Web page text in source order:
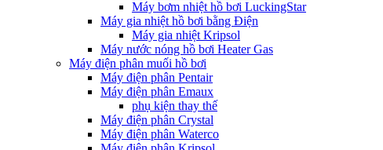
Máy bơm nhiệt hồ bơi LuckingStar
Máy gia nhiệt hồ bơi bằng Điện
Máy gia nhiệt Kripsol
Máy nước nóng hồ bơi Heater Gas
Máy điện phân muối hồ bơi
Máy điện phân Pentair
Máy điện phân Emaux
phụ kiện thay thế
Máy điện phân Crystal
Máy điện phân Waterco